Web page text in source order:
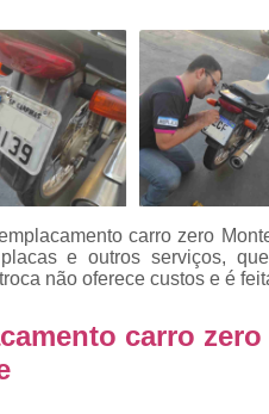
Placas
automotivas
Placas de carro
Placas de
veículo
Placas
Placas modelo
mercosul
carro
carro zero
e outros serviços,
não oferece custos e é
carro